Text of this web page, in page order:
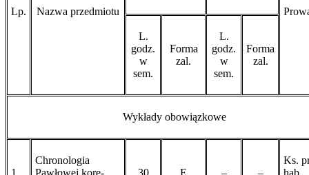
Lp. Nazwa przedmiotu
L.
godz.
w
sem.
Forma
zal.
L.
godz.
w
sem.
Forma
zal.
Wykłady obowiązkowe
Chronologia
Ks.